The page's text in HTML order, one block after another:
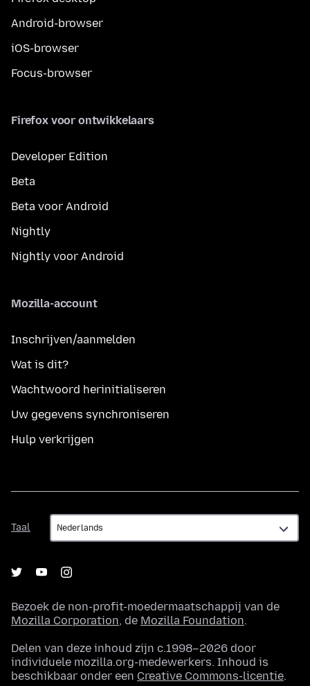
Android-browser
iOS-browser
Focus-browser
Firefox voor ontwikkelaars
Developer Edition
Beta
Beta voor Android
Nightly
Nightly voor Android
Mozilla-account
Inschrijven/aanmelden
Wat is dit?
Wachtwoord herinitialiseren
Uw gegevens synchroniseren
Hulp verkrijgen
Taal
Taal
Bezoek de non-profit-moedermaatschappij van de
Mozilla Corporation, de Mozilla Foundation.
Delen van deze inhoud zijn c.1998–2026 door
individuele mozilla.org-medewerkers. Inhoud is
beschikbaar onder een Creative Commons-licentie.